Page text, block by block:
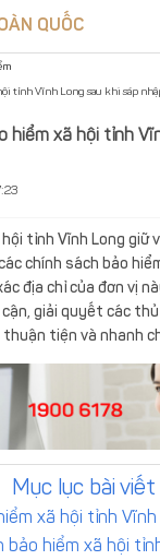
QUỐC
tỉnh Vĩnh Long sau khi sáp
hiểm xã hội tỉnh
hội tỉnh Vĩnh Long giữ
chính sách bảo
địa chỉ của đơn vị
giải quyết các
thuận tiện và nhanh
Mục lục bài viết
xã hội tỉnh Vĩnh
bảo hiểm xã hội